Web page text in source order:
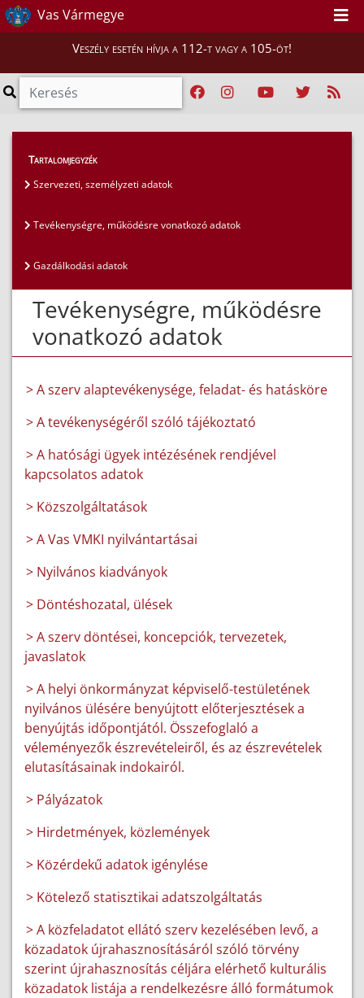
Vas Vármegye
Veszély esetén hívja a 112-t vagy a 105-öt!
Közérdekű adatok
Tevékenységre, működésre vonatkozó adatok
Tartalomjegyzék
Szervezeti, személyzeti adatok
Tevékenységre, működésre vonatkozó adatok
Gazdálkodási adatok
Tevékenységre, működésre
vonatkozó adatok
> A szerv alaptevékenysége, feladat- és hatásköre
> A tevékenységéről szóló tájékoztató
> A hatósági ügyek intézésének rendjével
kapcsolatos adatok
> Közszolgáltatások
> A Vas VMKI nyilvántartásai
> Nyilvános kiadványok
> Döntéshozatal, ülések
> A szerv döntései, koncepciók, tervezetek,
javaslatok
> A helyi önkormányzat képviselő-testületének
nyilvános ülésére benyújtott előterjesztések a
benyújtás időpontjától. Összefoglaló a
véleményezők észrevételeiről, és az észrevételek
elutasításainak indokairól.
> Pályázatok
> Hirdetmények, közlemények
> Közérdekű adatok igénylése
> Kötelező statisztikai adatszolgáltatás
> A közfeladatot ellátó szerv kezelésében levő, a
közadatok újrahasznosításáról szóló törvény
szerint újrahasznosítás céljára elérhető kulturális
közadatok listája a rendelkezésre álló formátumok